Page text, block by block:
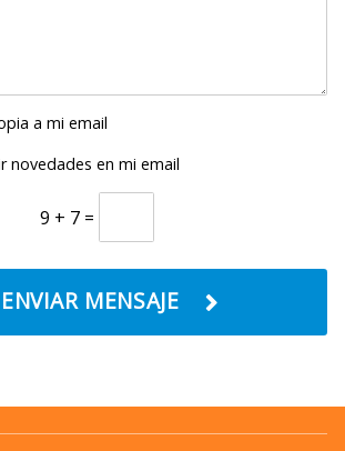
a mi email
novedades en mi email
9 + 7 =
ENVIAR MENSAJE